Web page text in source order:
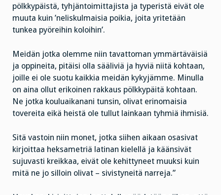
pölkkypäistä, tyhjäntoimittajista ja typeristä eivät ole
muuta kuin ’neliskulmaisia poikia, joita yritetään
tunkea pyöreihin koloihin’.
Meidän jotka olemme niin tavattoman ymmärtäväisiä
ja oppineita, pitäisi olla sääliviä ja hyviä niitä kohtaan,
joille ei ole suotu kaikkia meidän kykyjämme. Minulla
on aina ollut erikoinen rakkaus pölkkypäitä kohtaan.
Ne jotka kouluaikanani tunsin, olivat erinomaisia
tovereita eikä heistä ole tullut lainkaan tyhmiä ihmisiä.
Sitä vastoin niin monet, jotka siihen aikaan osasivat
kirjoittaa heksametriä latinan kielellä ja käänsivät
sujuvasti kreikkaa, eivät ole kehittyneet muuksi kuin
mitä ne jo silloin olivat – sivistyneitä narreja.”